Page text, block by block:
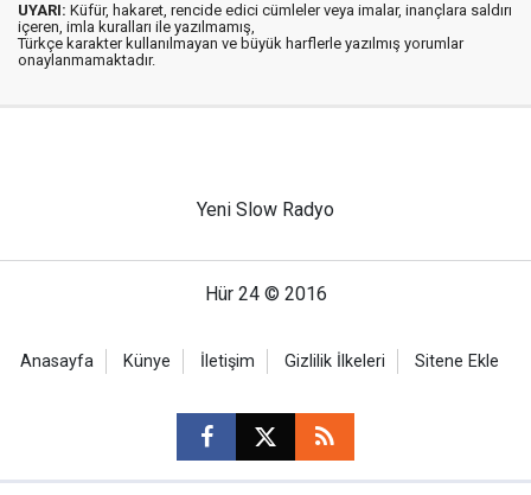
UYARI: Küfür, hakaret, rencide edici cümleler veya imalar, inançlara saldırı
içeren, imla kuralları ile yazılmamış,
Türkçe karakter kullanılmayan ve büyük harflerle yazılmış yorumlar
onaylanmamaktadır.
Yeni Slow Radyo
Hür 24 © 2016
Anasayfa Künye İletişim Gizlilik İlkeleri Sitene Ekle